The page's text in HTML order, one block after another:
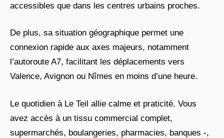
accessibles que dans les centres urbains proches.
De plus, sa situation géographique permet une
connexion rapide aux axes majeurs, notamment
l’autoroute A7, facilitant les déplacements vers
Valence, Avignon ou Nîmes en moins d’une heure.
Le quotidien à Le Teil allie calme et praticité. Vous
avez accès à un tissu commercial complet,
supermarchés, boulangeries, pharmacies, banques -,